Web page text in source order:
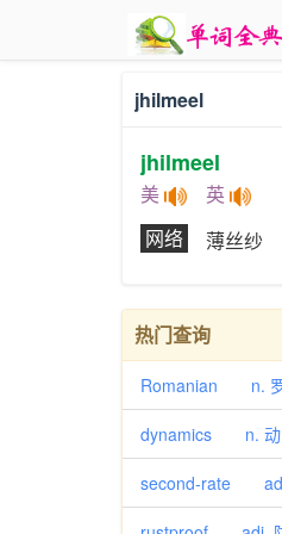
jhilmeel
jhilmeel
美 英
网络 薄丝纱
热门查询
Romanian n. 罗
dynamics n. 动
second-rate adj.